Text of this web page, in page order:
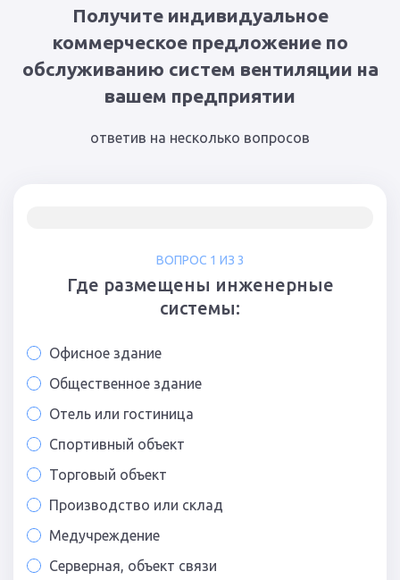
Получите индивидуальное
коммерческое предложение по
обслуживанию систем вентиляции на
вашем предприятии
ответив на несколько вопросов
ВОПРОС 1 ИЗ 3
Где размещены инженерные
системы:
Офисное здание
Общественное здание
Отель или гостиница
Спортивный объект
Торговый объект
Производство или склад
Медучреждение
Серверная, объект связи